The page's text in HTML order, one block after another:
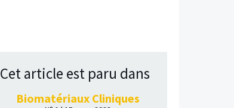
Cet article est paru dans
Biomatériaux Cliniques